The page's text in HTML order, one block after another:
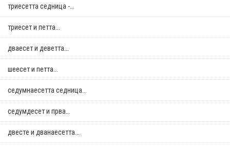
триесетта седница -...
триесет и петта...
дваесет и деветта...
шеесет и петта...
седумнаесетта седница...
седумдесет и прва...
двестe и дванаесетта...